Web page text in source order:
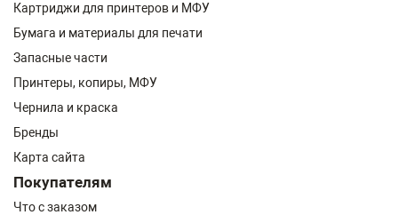
Картриджи для принтеров и МФУ
Бумага и материалы для печати
Запасные части
Принтеры, копиры, МФУ
Чернила и краска
Бренды
Карта сайта
Покупателям
Что с заказом